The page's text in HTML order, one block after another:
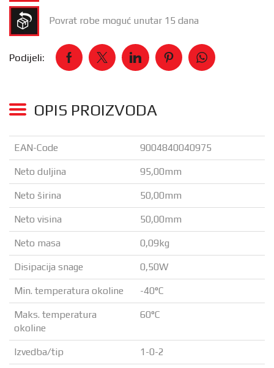
Povrat robe moguć unutar 15 dana
Podijeli:
OPIS PROIZVODA
EAN-Code 9004840040975
Neto duljina 95,00mm
Neto širina 50,00mm
Neto visina 50,00mm
Neto masa 0,09kg
Disipacija snage 0,50W
Min. temperatura okoline -40°C
Maks. temperatura
okoline
60°C
Izvedba/tip 1-0-2